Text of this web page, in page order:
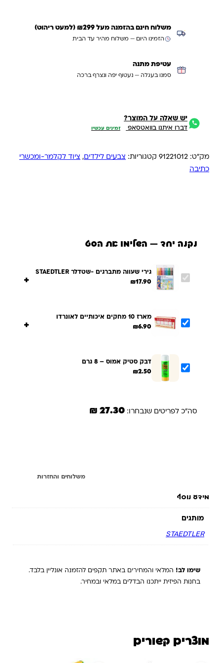
משלוח חינם בהזמנה מעל ₪299 (למעט ריהוט)
הזמינו היום — משלוח מהיר עד הבית
עטיפת מתנה
סמנו בעגלה — נעטוף יפה ונצרף ברכה
יש שאלה על המוצר?
דברו איתנו בוואטסאפ זמינים עכשיו
מק"ט: 91221012 קטגוריות: צבעים לילדים, ציוד לקלמר-ומכשרי
כתיבה
נקנה יחד — השלימו את הסט
גירי שעווה מתברגים -שטדלר STAEDTLER
₪17.90
+
מארז 10 מחקים איכותיים לאונרדו
₪6.90
+
דבק סטיק אמוס – 8 גרם
₪2.50
סה"כ לפריטים שנבחרו: 27.30 ₪
משלוחים והחזרות
מידע נוסף
מותגים
STAEDTLER
שימו לב! המלאי והמחירים באתר תקפים להזמנה אונליין בלבד.
בחנות הפיזית ייתכנו הבדלים במלאי ובמחיר.
מוצרים קשורים